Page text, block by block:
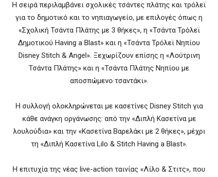
Η σειρά περιλαμβάνει σχολικές τσάντες πλάτης και τρόλεϊ
για το δημοτικό και το νηπιαγωγείο, με επιλογές όπως η
«Σχολική Τσάντα Πλάτης με 3 θήκες», η «Τσάντα Τρόλεϊ
Δημοτικού Having a Blast» και η «Τσάντα Τρόλεϊ Νηπίου
Disney Stitch & Angel». Ξεχωρίζουν επίσης η «Λούτρινη
Τσάντα Πλάτης» και η «Τσάντα Πλάτης Νηπίου με
αποσπώμενο τσαντάκι».
Η συλλογή ολοκληρώνεται με κασετίνες Disney Stitch για
κάθε ανάγκη οργάνωσης: από την «Διπλή Κασετίνα με
λουλούδια» και την «Κασετίνα Βαρελάκι με 2 θήκες», μέχρι
τη «Διπλή Κασετίνα Lilo & Stitch Having a Blast».
Η επιτυχία της νέας live-action ταινίας «Λίλο & Στιτς», που